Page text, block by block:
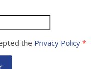
the Privacy Policy *